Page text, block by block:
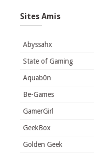
Sites Amis
Abyssahx
State of Gaming
Aquab0n
Be-Games
GamerGirl
GeekBox
Golden Geek